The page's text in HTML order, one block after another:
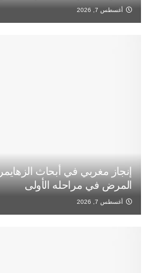
أغسطس 7, 2026
إنجاز مغربي في أبحاث
المرض في مراحله الأولى
أغسطس 7, 2026